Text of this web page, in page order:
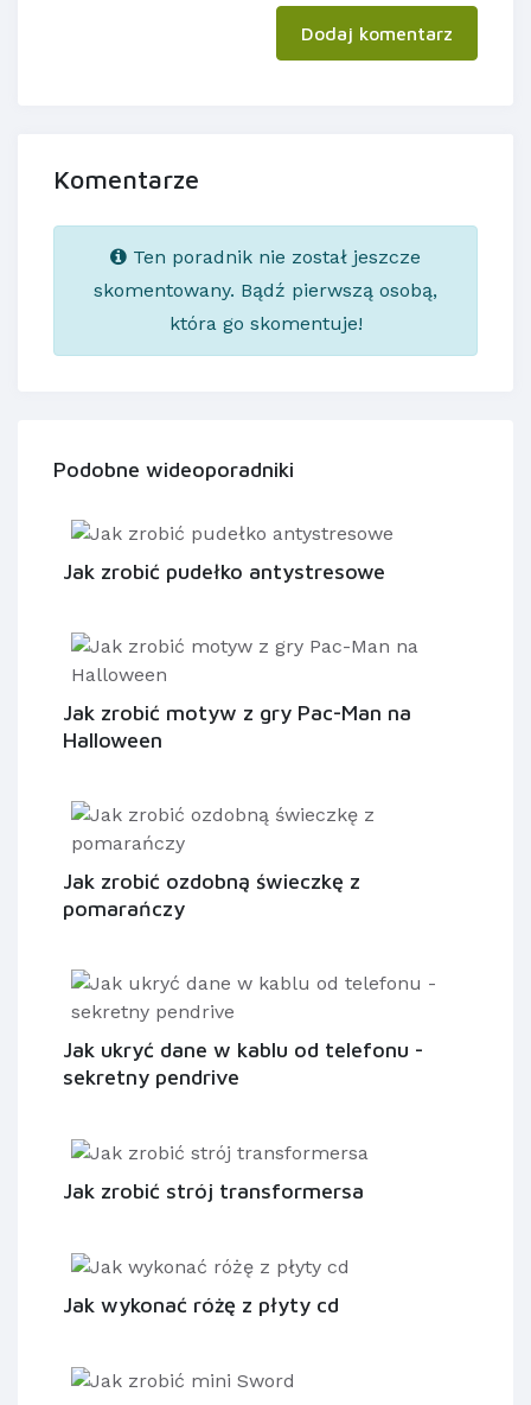
Dodaj komentarz
Komentarze
Ten poradnik nie został jeszcze
skomentowany. Bądź pierwszą osobą,
która go skomentuje!
Podobne wideoporadniki
Jak zrobić pudełko antystresowe
Jak zrobić motyw z gry Pac-Man na
Halloween
Jak zrobić ozdobną świeczkę z
pomarańczy
Jak ukryć dane w kablu od telefonu -
sekretny pendrive
Jak zrobić strój transformersa
Jak wykonać różę z płyty cd